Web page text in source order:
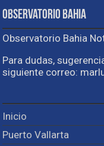
Observatorio Bahia
Observatorio Bahia
Para dudas,
siguiente correo:
Inicio
Puerto Vallarta